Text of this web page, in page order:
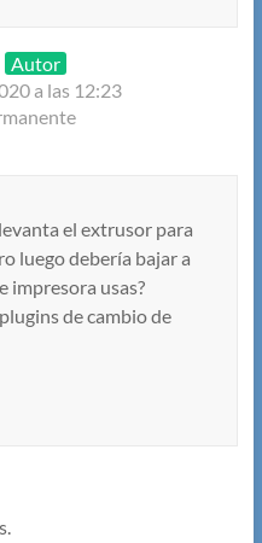
Autor
a las 12:23
el extrusor para
luego debería bajar a
impresora usas?
de cambio de